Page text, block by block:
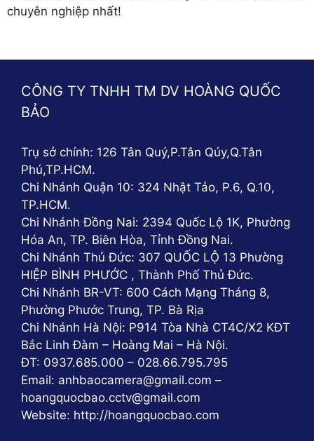
chuyên nghiệp nhất!
CÔNG TY TNHH TM DV HOÀNG QUỐC
BẢO
Trụ sở chính: 126 Tân Quý,P.Tân Qúy,Q.Tân
Phú,TP.HCM.
Chi Nhánh Quận 10: 324 Nhật Tảo, P.6, Q.10,
TP.HCM.
Chi Nhánh Đồng Nai: 2394 Quốc Lộ 1K, Phường
Hóa An, TP. Biên Hòa, Tỉnh Đồng Nai.
Chi Nhánh Thủ Đức: 307 QUỐC LỘ 13 Phường
HIỆP BÌNH PHƯỚC , Thành Phố Thủ Đức.
Chi Nhánh BR-VT: 600 Cách Mạng Tháng 8,
Phường Phước Trung, TP. Bà Rịa
Chi Nhánh Hà Nội: P914 Tòa Nhà CT4C/X2 KĐT
Bắc Linh Đàm – Hoàng Mai – Hà Nội.
ĐT: 0937.685.000 – 028.66.795.795
Email: anhbaocamera@gmail.com –
hoangquocbao.cctv@gmail.com
Website: http://hoangquocbao.com